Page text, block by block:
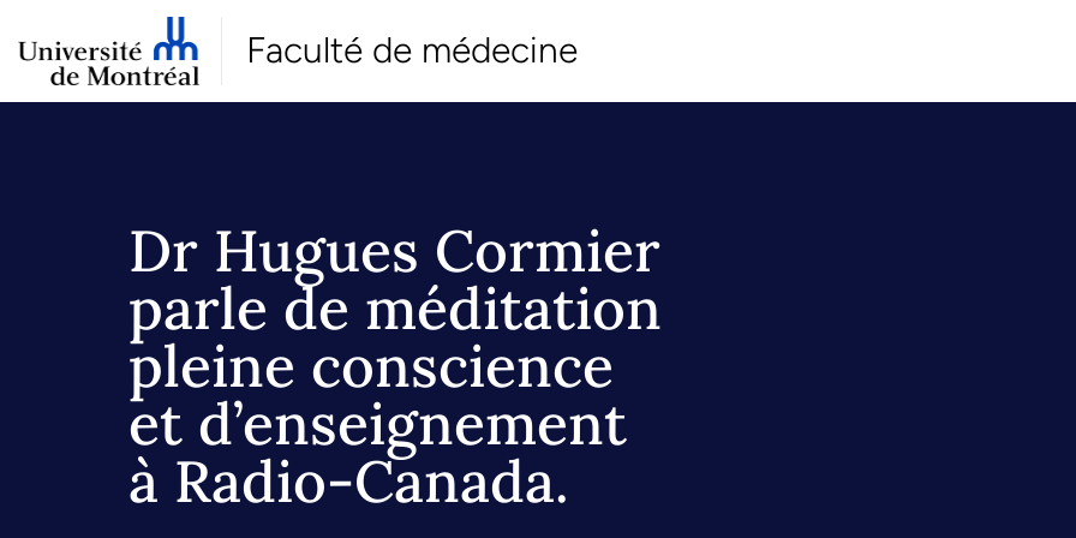
Faculté de médecine
Dr Hugues Cormier
parle de méditation
pleine conscience
et d’enseignement
à Radio-Canada.